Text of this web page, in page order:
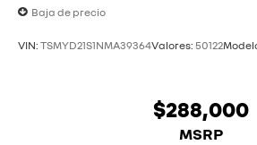
Baja de precio
VIN: TSMYD21S1NMA39364Valores: 50122
$288,000
MSRP